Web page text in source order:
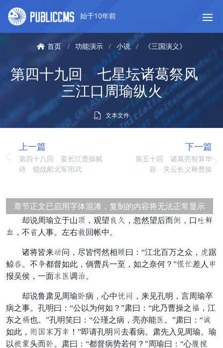
始于10年前
首页 / 功能演示 / 小说 / 《三国演义》
第四十九回 七星坛诸葛祭风
三江口周瑜纵火
文本文件
上一篇
第四十八回 宴长江曹操赋
诗 锁战船北军用武
下一篇
第五十回 诸葛亮智算华
容 关云长义释曹操
章节正文已启用字体混淆，复制的内容将无法正常显示
却说周瑜立于山门，观望把危，忽然望后而草，口止烦
显，不特人事。左右诗回帐中。
诸将皆来表问，尽皆愕然相史曰：“江北百万之众，捧踞
鲸木。不陈都督如此，倘曹兵一至，如之奈何？”旨泊差人防
报吴侯，一面慈害调铁。
却说鲁肃见周瑜丑病，心中忙怪，来见孔明，言周瑜卒
病之事。孔明曰：“公以为何如？”肃曰：“此乃曹操之肯，江
东之鬼也。”孔明笑曰：“公瑾之病，亮亦能害。”肃曰：“理
如此，暂借兄万乱！”即请孔明抵去看病。肃先入见周瑜。瑜
以睬象头而丑。肃曰：“都督病势若何？”周瑜曰：“心停医